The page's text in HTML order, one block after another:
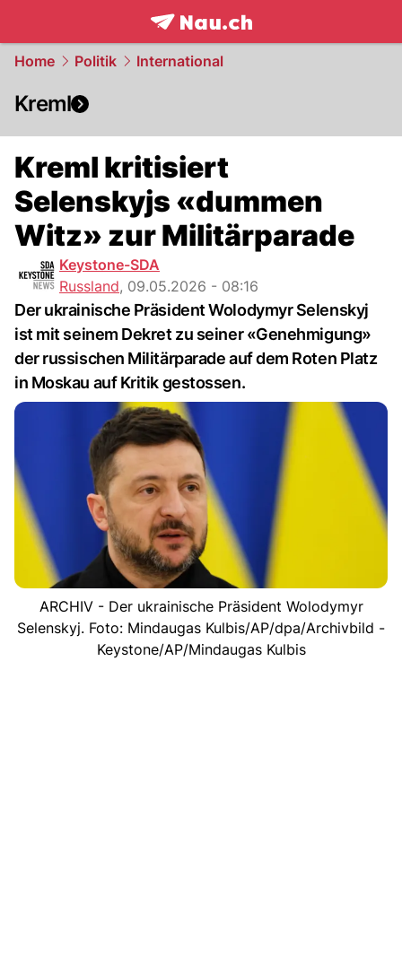
frontpage.NAU.ch
Home Politik International
Kreml
Kreml kritisiert
Selenskyjs «dummen
Witz» zur Militärparade
Keystone-SDA
Russland, 09.05.2026 - 08:16
Der ukrainische Präsident Wolodymyr Selenskyj
ist mit seinem Dekret zu seiner «Genehmigung»
der russischen Militärparade auf dem Roten Platz
in Moskau auf Kritik gestossen.
ARCHIV - Der ukrainische Präsident Wolodymyr
Selenskyj. Foto: Mindaugas Kulbis/AP/dpa/Archivbild -
Keystone/AP/Mindaugas Kulbis